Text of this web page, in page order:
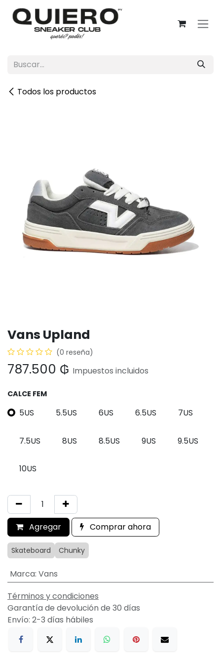
Ir al contenido
Todos los productos
Vans Upland
(0 reseña)
787.500 ₲ Impuestos incluidos
CALCE FEM
5US 5.5US 6US 6.5US 7US
7.5US 8US 8.5US 9US 9.5US
10US
Agregar Comprar ahora
Skateboard Chunky
Marca: Vans
Términos y condiciones
Garantía de devolución de 30 días
Envío: 2-3 días hábiles